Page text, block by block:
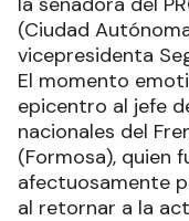
(Ciudad
vicepresidenta
El momento
epicentro al jefe
nacionales del
(Formosa), quien
afectuosamente
al retornar a la